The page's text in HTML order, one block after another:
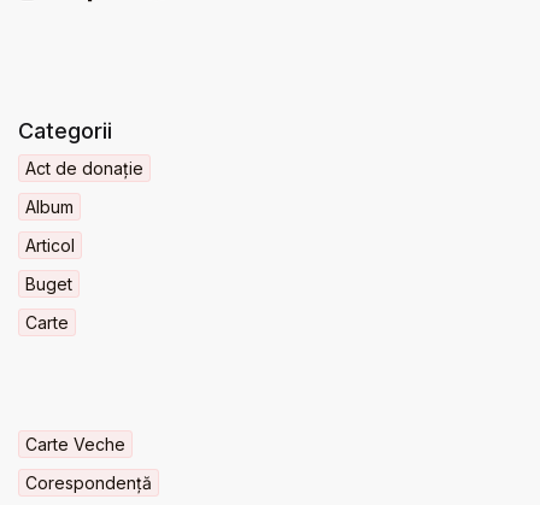
Categorii
Act de donație
Album
Articol
Buget
Carte
Carte Veche
Corespondență